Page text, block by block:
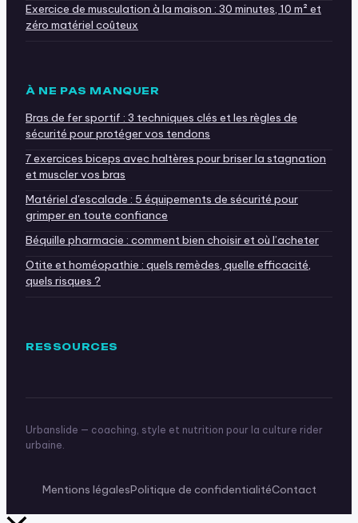
Exercice de musculation à la maison : 30 minutes, 10 m² et
zéro matériel coûteux
À NE PAS MANQUER
Bras de fer sportif : 3 techniques clés et les règles de
sécurité pour protéger vos tendons
7 exercices biceps avec haltères pour briser la stagnation
et muscler vos bras
Matériel d'escalade : 5 équipements de sécurité pour
grimper en toute confiance
Béquille pharmacie : comment bien choisir et où l’acheter
Otite et homéopathie : quels remèdes, quelle efficacité,
quels risques ?
RESSOURCES
Urbanslide — coaching, style et nutrition pour la culture rider
urbaine.
Mentions légalesPolitique de confidentialitéContact